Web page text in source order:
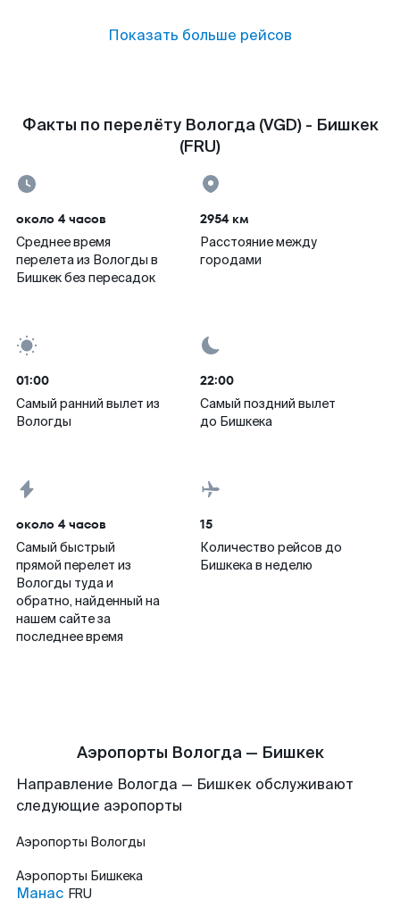
Показать больше рейсов
Факты по перелёту Вологда (VGD) - Бишкек
(FRU)
около 4 часов
Среднее время
перелета из Вологды в
Бишкек без пересадок
2954 км
Расстояние между
городами
01:00
Самый ранний вылет из
Вологды
22:00
Самый поздний вылет
до Бишкека
около 4 часов
Самый быстрый
прямой перелет из
Вологды туда и
обратно, найденный на
нашем сайте за
последнее время
15
Количество рейсов до
Бишкека в неделю
Аэропорты Вологда — Бишкек
Направление Вологда — Бишкек обслуживают
следующие аэропорты
Аэропорты Вологды
Аэропорты Бишкека
Манас FRU